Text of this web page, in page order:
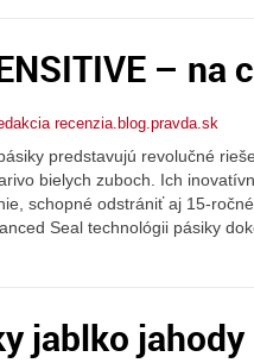
– na
recenzia.blog.pravda.sk
predstavujú revolučné
bielych zuboch. Ich
schopné odstrániť aj 15-
Seal technológii pásiky
jablko